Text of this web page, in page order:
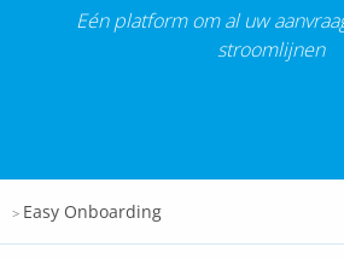
Eén platform om al uw
stroomlijnen
Docspro
> Easy Onboarding